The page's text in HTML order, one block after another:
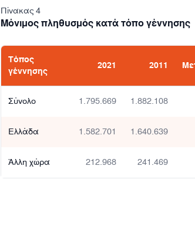
Πίνακας 4
Μόνιμος πληθυσμός κατά τόπο γέννησης
Τόπος
γέννησης
2021 2011
Σύνολο 1.795.669 1.882.108
Ελλάδα 1.582.701 1.640.639
Άλλη χώρα 212.968 241.469